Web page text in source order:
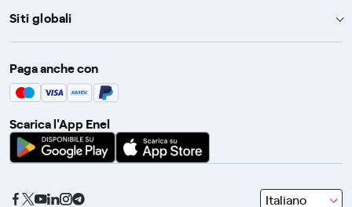
Siti globali
Enel Group
Enel Green Power
Global Procurement
Gridspertise
Paga anche con
Scarica l'App Enel
Italiano
seleziona